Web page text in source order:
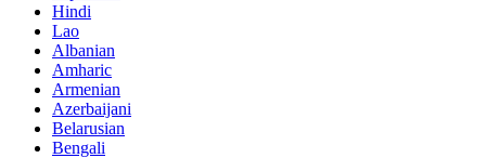
Hindi
Lao
Albanian
Amharic
Armenian
Azerbaijani
Belarusian
Bengali